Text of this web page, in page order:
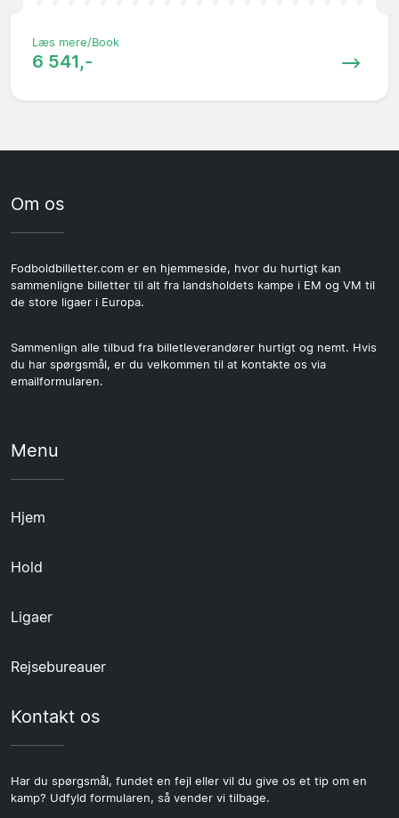
Læs mere/Book
6 541,-
Om os
Fodboldbilletter.com er en hjemmeside, hvor du hurtigt kan
sammenligne billetter til alt fra landsholdets kampe i EM og VM til
de store ligaer i Europa.
Sammenlign alle tilbud fra billetleverandører hurtigt og nemt. Hvis
du har spørgsmål, er du velkommen til at kontakte os via
emailformularen.
Menu
Hjem
Hold
Ligaer
Rejsebureauer
Kontakt os
Har du spørgsmål, fundet en fejl eller vil du give os et tip om en
kamp? Udfyld formularen, så vender vi tilbage.